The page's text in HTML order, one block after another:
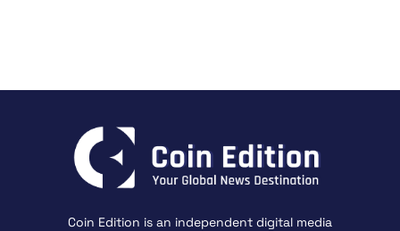
Coin Edition is an independent digital media